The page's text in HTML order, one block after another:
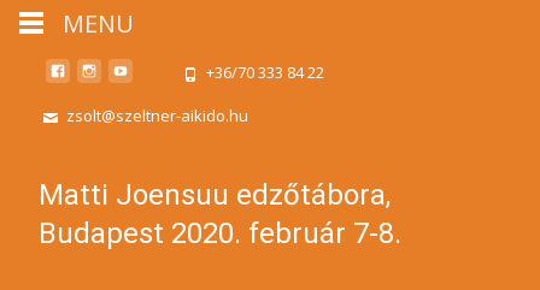
+36/70 333 84 22
zsolt@szeltner-aikido.hu
Matti Joensuu edzőtábora,
Budapest 2020. február 7-8.
MENU